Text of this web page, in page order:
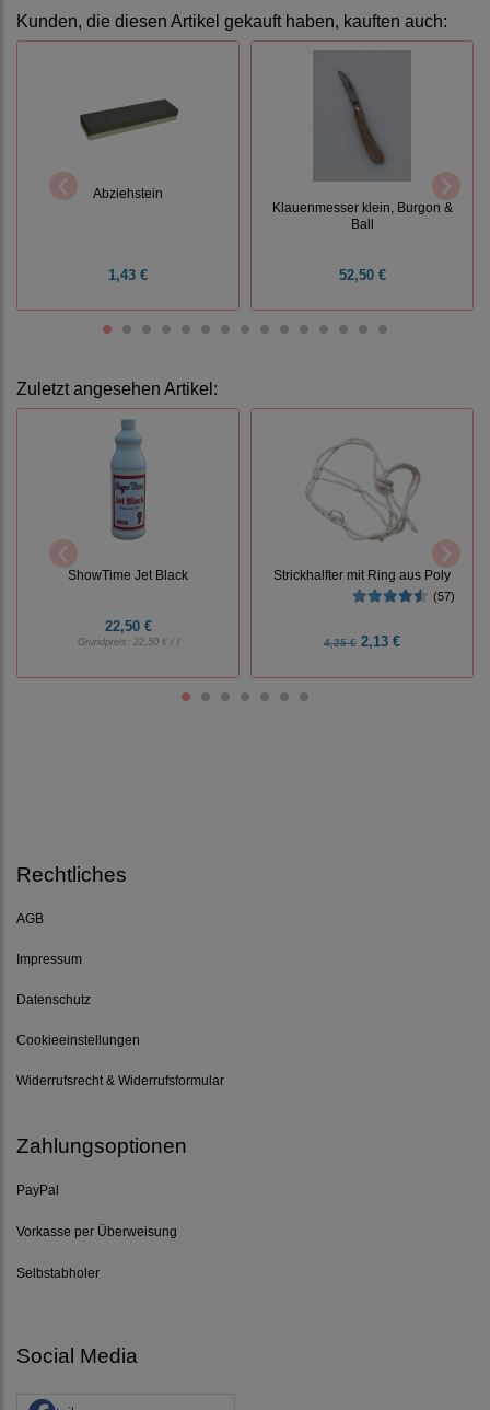
Kunden, die diesen Artikel gekauft haben, kauften auch:
Abziehstein
1,43 €
Klauenmesser klein, Burgon &
Ball
52,50 €
Zuletzt angesehen Artikel:
ShowTime Jet Black
22,50 €
Grundpreis: 22,50 € / l
Strickhalfter mit Ring aus Poly
(57)
4,25 € 2,13 €
Rechtliches
AGB
Impressum
Datenschutz
Cookieeinstellungen
Widerrufsrecht & Widerrufsformular
Zahlungsoptionen
PayPal
Vorkasse per Überweisung
Selbstabholer
Social Media